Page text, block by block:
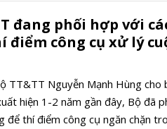
đang phối hợp với
điểm công cụ xử lý
TT&TT Nguyễn Mạnh Hùng cho
hiện 1-2 năm gần đây, Bộ đã
để thí điểm công cụ ngăn chặn